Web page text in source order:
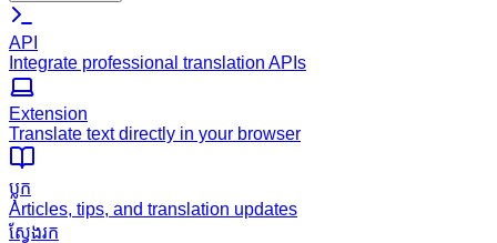
API
Integrate professional translation APIs
Extension
Translate text directly in your browser
ប្លុក
Articles, tips, and translation updates
ស្វែងរក